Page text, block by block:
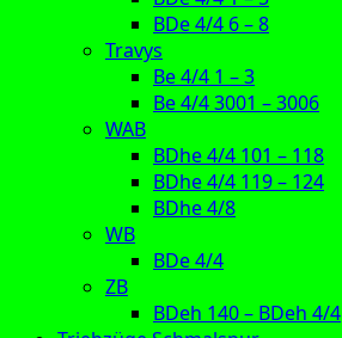
BDe 4/4 6 – 8
Travys
Be 4/4 1 – 3
Be 4/4 3001 – 3006
WAB
BDhe 4/4 101 – 118
BDhe 4/4 119 – 124
BDhe 4/8
WB
BDe 4/4
ZB
BDeh 140 – BDeh 4/4